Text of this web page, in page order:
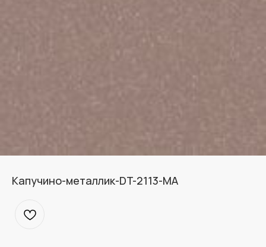
Капучино-металлик-DT-2113-MA